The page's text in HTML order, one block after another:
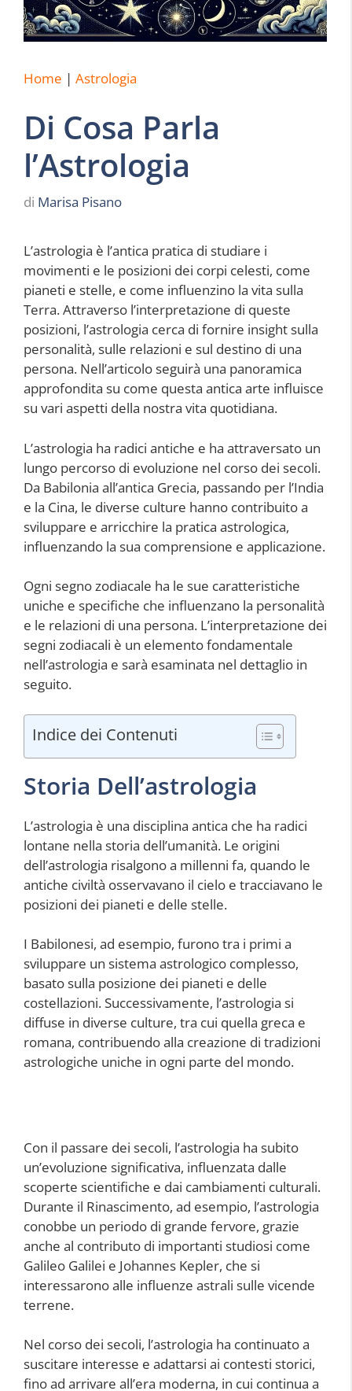
Home | Astrologia
Di Cosa Parla
l’Astrologia
di Marisa Pisano
L’astrologia è l’antica pratica di studiare i
movimenti e le posizioni dei corpi celesti, come
pianeti e stelle, e come influenzino la vita sulla
Terra. Attraverso l’interpretazione di queste
posizioni, l’astrologia cerca di fornire insight sulla
personalità, sulle relazioni e sul destino di una
persona. Nell’articolo seguirà una panoramica
approfondita su come questa antica arte influisce
su vari aspetti della nostra vita quotidiana.
L’astrologia ha radici antiche e ha attraversato un
lungo percorso di evoluzione nel corso dei secoli.
Da Babilonia all’antica Grecia, passando per l’India
e la Cina, le diverse culture hanno contribuito a
sviluppare e arricchire la pratica astrologica,
influenzando la sua comprensione e applicazione.
Ogni segno zodiacale ha le sue caratteristiche
uniche e specifiche che influenzano la personalità
e le relazioni di una persona. L’interpretazione dei
segni zodiacali è un elemento fondamentale
nell’astrologia e sarà esaminata nel dettaglio in
seguito.
Indice dei Contenuti
Storia Dell’astrologia
L’astrologia è una disciplina antica che ha radici
lontane nella storia dell’umanità. Le origini
dell’astrologia risalgono a millenni fa, quando le
antiche civiltà osservavano il cielo e tracciavano le
posizioni dei pianeti e delle stelle.
I Babilonesi, ad esempio, furono tra i primi a
sviluppare un sistema astrologico complesso,
basato sulla posizione dei pianeti e delle
costellazioni. Successivamente, l’astrologia si
diffuse in diverse culture, tra cui quella greca e
romana, contribuendo alla creazione di tradizioni
astrologiche uniche in ogni parte del mondo.
Con il passare dei secoli, l’astrologia ha subito
un’evoluzione significativa, influenzata dalle
scoperte scientifiche e dai cambiamenti culturali.
Durante il Rinascimento, ad esempio, l’astrologia
conobbe un periodo di grande fervore, grazie
anche al contributo di importanti studiosi come
Galileo Galilei e Johannes Kepler, che si
interessarono alle influenze astrali sulle vicende
terrene.
Nel corso dei secoli, l’astrologia ha continuato a
suscitare interesse e adattarsi ai contesti storici,
fino ad arrivare all’era moderna, in cui continua a